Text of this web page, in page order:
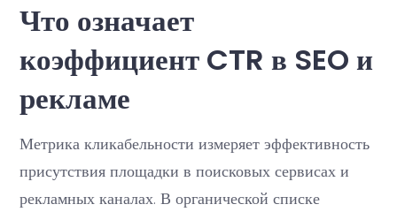
Что означает
коэффициент CTR в SEO и
рекламе
Метрика кликабельности измеряет эффективность
присутствия площадки в поисковых сервисах и
рекламных каналах. В органической списке